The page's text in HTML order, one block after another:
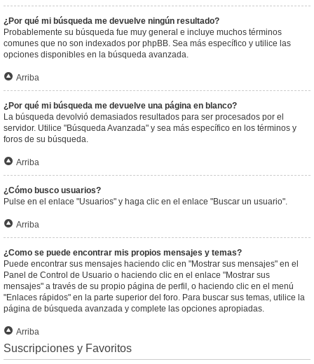
¿Por qué mi búsqueda me devuelve ningún resultado?
Probablemente su búsqueda fue muy general e incluye muchos términos
comunes que no son indexados por phpBB. Sea más específico y utilice las
opciones disponibles en la búsqueda avanzada.
Arriba
¿Por qué mi búsqueda me devuelve una página en blanco?
La búsqueda devolvió demasiados resultados para ser procesados por el
servidor. Utilice "Búsqueda Avanzada" y sea más específico en los términos y
foros de su búsqueda.
Arriba
¿Cómo busco usuarios?
Pulse en el enlace "Usuarios" y haga clic en el enlace "Buscar un usuario".
Arriba
¿Como se puede encontrar mis propios mensajes y temas?
Puede encontrar sus mensajes haciendo clic en "Mostrar sus mensajes" en el
Panel de Control de Usuario o haciendo clic en el enlace "Mostrar sus
mensajes" a través de su propio página de perfil, o haciendo clic en el menú
"Enlaces rápidos" en la parte superior del foro. Para buscar sus temas, utilice la
página de búsqueda avanzada y complete las opciones apropiadas.
Arriba
Suscripciones y Favoritos